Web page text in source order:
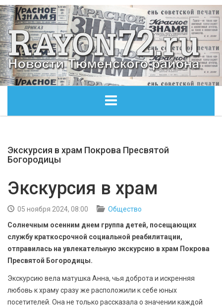
ОБЩЕСТВО
БЕЗОПАСНОСТЬ
СПОРТ
АРХИВ PDF
Экскурсия в храм Покрова Пресвятой
Богородицы
Экскурсия в храм
05 ноября 2024, 08:00
Общество
Солнечным осенним днем группа детей, посещающих
службу краткосрочной социальной реабилитации,
отправилась на увлекательную экскурсию в храм Покрова
Пресвятой Богородицы.
Экскурсию вела матушка Анна, чья доброта и искренняя
любовь к храму сразу же расположили к себе юных
посетителей. Она не только рассказала о значении каждой